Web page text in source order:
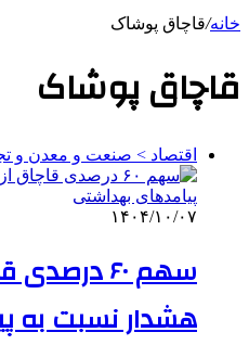
خانه/قاچاق پوشاک
قاچاق پوشاک
اقتصاد > صنعت و معدن و
۱۴۰۴/۱۰/۰۷
سهم ۶۰
هشدار نسبت به